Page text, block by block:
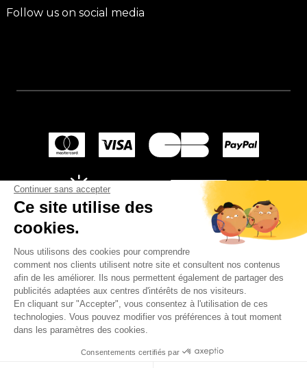
Continuer sans accepter
Ce site utilise des
cookies.
Nous utilisons des cookies pour comprendre
comment nos clients utilisent notre site et consultent nos contenus
afin de les améliorer. Ils nous permettent également de partager des
publicités adaptées aux centres d'intérêts de nos visiteurs.
En cliquant sur "Accepter", vous consentez à l'utilisation de ces
technologies. Vous pouvez modifier vos préférences à tout moment
dans les paramètres des cookies.
Consentements certifiés par
Follow us on social media
© 2024Wellpapers.